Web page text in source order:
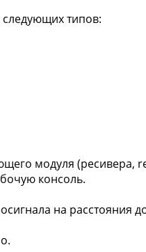
следующих типов:
модуля (ресивера,
консоль.
на расстояния